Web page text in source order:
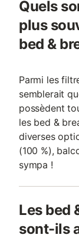
Quels
plus
bed &
Parmi les
semblerait
possèdent
les bed &
diverses
(100 %),
sympa !
Les bed
sont-ils